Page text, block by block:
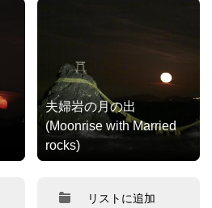
夫婦岩の月の出
(Moonrise with Married
rocks)
リストに追加